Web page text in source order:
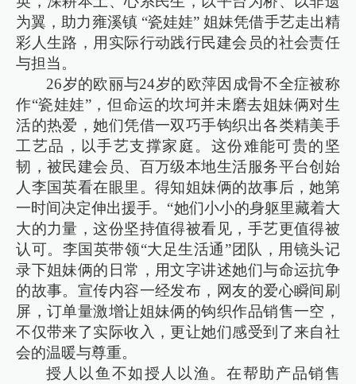
为翼，助力雍溪镇 “瓷娃娃” 姐妹凭借手艺走出精
彩人生路，用实际行动践行民建会员的社会责任
与担当。
26岁的欧丽与24岁的欧萍因成骨不全症被称
作“瓷娃娃”，但命运的坎坷并未磨去姐妹俩对生
活的热爱，她们凭借一双巧手钩织出各类精美手
工艺品，以手艺支撑家庭。这份难能可贵的坚
韧，被民建会员、百万级本地生活服务平台创始
人李国英看在眼里。得知姐妹俩的故事后，她第
一时间决定伸出援手。“她们小小的身躯里藏着大
大的力量，这份坚持值得被看见，手艺更值得被
认可。李国英带领“大足生活通”团队，用镜头记
录下姐妹俩的日常，用文字讲述她们与命运抗争
的故事。宣传内容一经发布，网友的爱心瞬间刷
屏，订单量激增让姐妹俩的钩织作品销售一空，
不仅带来了实际收入，更让她们感受到了来自社
会的温暖与尊重。
授人以鱼不如授人以渔。在帮助产品销售